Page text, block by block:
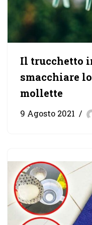
Il trucchetto
smacchiare
mollette
9 Agosto 2021